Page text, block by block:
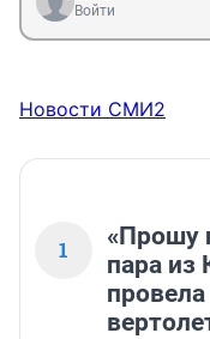
Войти
Новости СМИ2
1
«Прошу
пара из